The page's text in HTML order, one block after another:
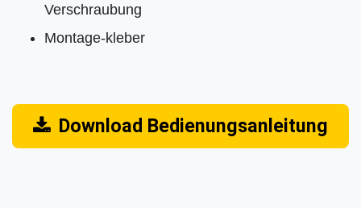
Verschraubung
Montage-kleber
Download Bedienungsanleitung